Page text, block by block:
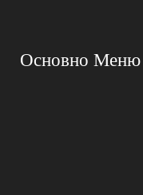
Основно Меню